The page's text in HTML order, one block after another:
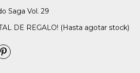
Saga Vol. 29
DE REGALO! (Hasta agotar stock)